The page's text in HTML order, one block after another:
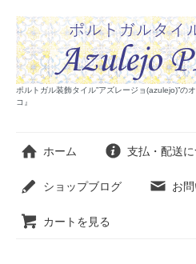
ポルトガル装飾タイル”アズレージョ(azulejo)”の
コ』
ホーム 支払・配送
ショップブログ お
カートを見る